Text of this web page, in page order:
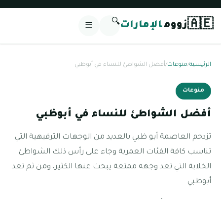
🇦🇪زوومالإمارات🔍
☰
الرئيسية/منوعات/أفضل الشواطئ للنساء في أبوظبي
منوعات
أفضل الشواطئ للنساء في أبوظبي
تزدحم العاصمة أبو ظبي بالعديد من الوجهات الترفيهية التي
تناسب كافة الفئات العمرية وجاء على رأس ذلك الشواطئ
الخلابة التي تعد وجهه ممتعة يبحث عنها الكثير، ومن ثم تعد
أبوظبي